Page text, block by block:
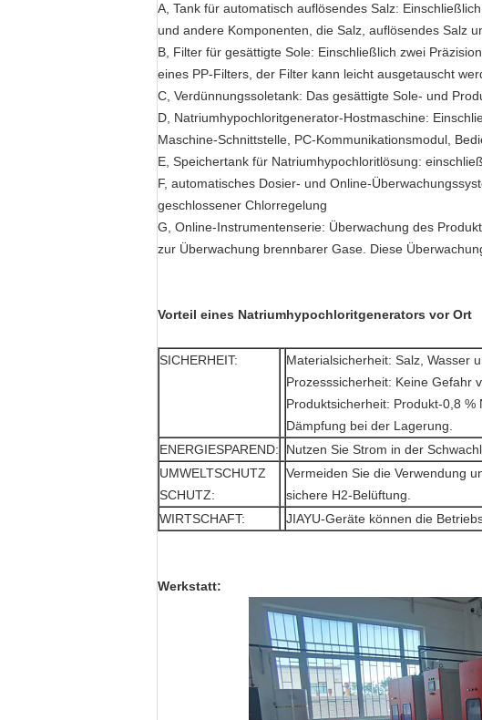
A, Tank für automatisch auflösendes Salz:
und andere Komponenten, die Salz, auflösendes Salz
B, Filter für gesättigte Sole: Einschließlich zwei
eines PP-Filters, der Filter kann leicht ausgetauscht
C, Verdünnungssoletank: Das gesättigte Sole- und
D, Natriumhypochloritgenerator-Hostmaschine:
Maschine-Schnittstelle, PC-Kommunikationsmodul,
E, Speichertank für Natriumhypochloritlösung:
F, automatisches Dosier- und Online-
geschlossener Chlorregelung
G, Online-Instrumentenserie: Überwachung des
zur Überwachung brennbarer Gase. Diese
Vorteil eines Natriumhypochloritgenerators vor Ort
SICHERHEIT:
Materialsicherheit: Salz, Wasser
Prozesssicherheit: Keine Gefahr
Produktsicherheit: Produkt-0,8
Dämpfung bei der Lagerung.
ENERGIESPAREND:
Nutzen Sie Strom in der
UMWELTSCHUTZ
SCHUTZ:
Vermeiden Sie die Verwendung
sichere H2-Belüftung.
WIRTSCHAFT:
JIAYU-Geräte können die
Werkstatt: